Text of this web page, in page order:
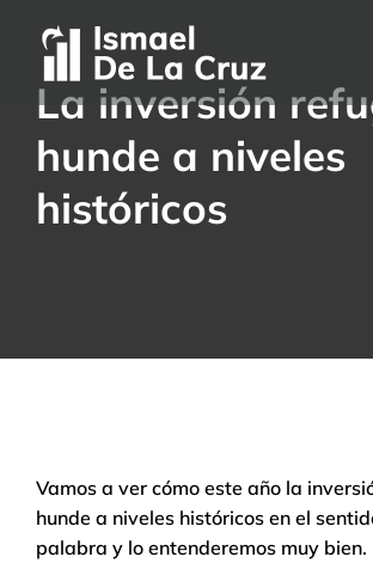
La inversión
hunde a niveles
históricos
Vamos a ver cómo este año la
hunde a niveles históricos en el
palabra y lo entenderemos muy bien.